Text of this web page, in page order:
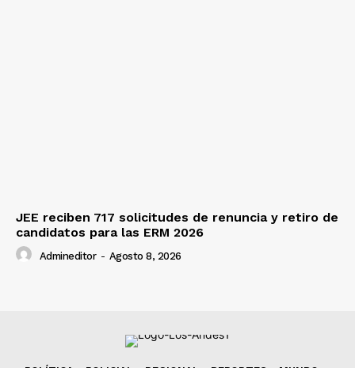
JEE reciben 717 solicitudes de renuncia y retiro de
candidatos para las ERM 2026
Admineditor - Agosto 8, 2026